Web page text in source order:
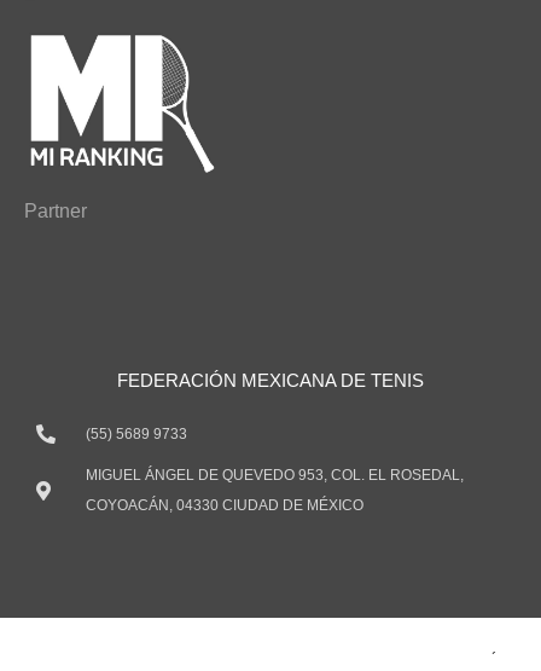
Partner
FEDERACIÓN MEXICANA DE TENIS
(55) 5689 9733
MIGUEL ÁNGEL DE QUEVEDO 953, COL. EL ROSEDAL,
COYOACÁN, 04330 CIUDAD DE MÉXICO